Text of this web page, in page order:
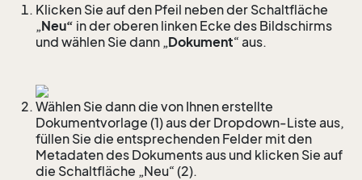
Klicken Sie auf den Pfeil neben der Schaltfläche
„Neu“ in der oberen linken Ecke des Bildschirms
und wählen Sie dann „Dokument“ aus.
Wählen Sie dann die von Ihnen erstellte
Dokumentvorlage (1) aus der Dropdown-Liste aus,
füllen Sie die entsprechenden Felder mit den
Metadaten des Dokuments aus und klicken Sie auf
die Schaltfläche „Neu“ (2).